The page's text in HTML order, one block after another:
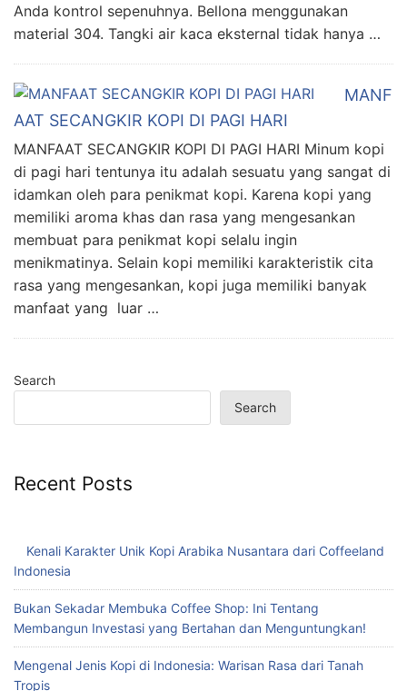
Anda kontrol sepenuhnya. Bellona menggunakan
material 304. Tangki air kaca eksternal tidak hanya …
MANF
AAT SECANGKIR KOPI DI PAGI HARI
MANFAAT SECANGKIR KOPI DI PAGI HARI Minum kopi
di pagi hari tentunya itu adalah sesuatu yang sangat di
idamkan oleh para penikmat kopi. Karena kopi yang
memiliki aroma khas dan rasa yang mengesankan
membuat para penikmat kopi selalu ingin
menikmatinya. Selain kopi memiliki karakteristik cita
rasa yang mengesankan, kopi juga memiliki banyak
manfaat yang luar …
Search
Search
Recent Posts
Kenali Karakter Unik Kopi Arabika Nusantara dari Coffeeland
Indonesia
Bukan Sekadar Membuka Coffee Shop: Ini Tentang
Membangun Investasi yang Bertahan dan Menguntungkan!
Mengenal Jenis Kopi di Indonesia: Warisan Rasa dari Tanah
Tropis